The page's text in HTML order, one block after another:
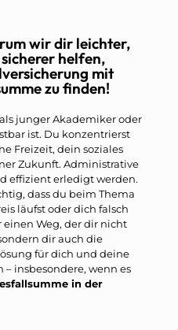
wir dir leichter,
helfen,
mit
zu finden!
junger Akademiker oder
ist. Du konzentrierst
Freizeit, dein soziales
Zukunft. Administrative
effizient erledigt werden.
dass du beim Thema
läufst oder dich falsch
Weg, der dir nicht
dir auch die
für dich und deine
insbesondere, wenn es
in der